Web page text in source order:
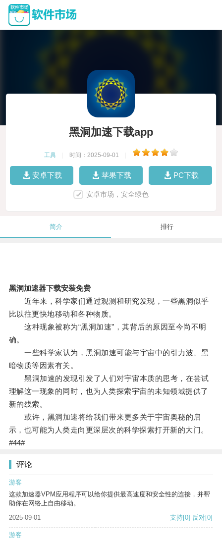
黑洞加速下载app
工具 时间：2025-09-01
安卓下载 苹果下载 PC下载
安卓市场，安全绿色
简介 排行
黑洞加速器下载安装免费
近年来，科学家们通过观测和研究发现，一些黑洞似乎
比以往更快地移动和各种物质。
这种现象被称为“黑洞加速”，其背后的原因至今尚不明
确。
一些科学家认为，黑洞加速可能与宇宙中的引力波、黑
暗物质等因素有关。
黑洞加速的发现引发了人们对宇宙本质的思考，在尝试
理解这一现象的同时，也为人类探索宇宙的未知领域提供了
新的线索。
或许，黑洞加速将给我们带来更多关于宇宙奥秘的启
示，也可能为人类走向更深层次的科学探索打开新的大门。
#44#
评论
游客
这款加速器VPM应用程序可以给你提供最高速度和安全性的连接，并帮
助你在网络上自由移动。
2025-09-01
支持[0] 反对[0]
游客